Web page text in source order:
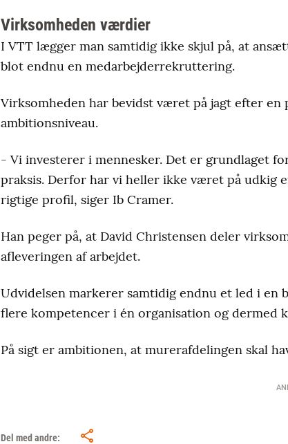
Virksomheden værdier
I VTT lægger man samtidig ikke skjul på, at
blot endnu en medarbejderrekruttering.
Virksomheden har bevidst været på jagt efter
ambitionsniveau.
- Vi investerer i mennesker. Det er grundlaget
praksis. Derfor har vi heller ikke været på
rigtige profil, siger Ib Cramer.
Han peger på, at David Christensen deler
afleveringen af arbejdet.
Udvidelsen markerer samtidig endnu et led i en
flere kompetencer i én organisation og dermed
På sigt er ambitionen, at murerafdelingen skal
Del med andre: